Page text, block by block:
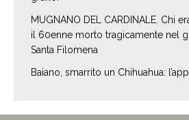
MUGNANO DEL CARDINALE. Chi
il 60enne morto tragicamente nel
Santa Filomena
Baiano, smarrito un Chihuahua: